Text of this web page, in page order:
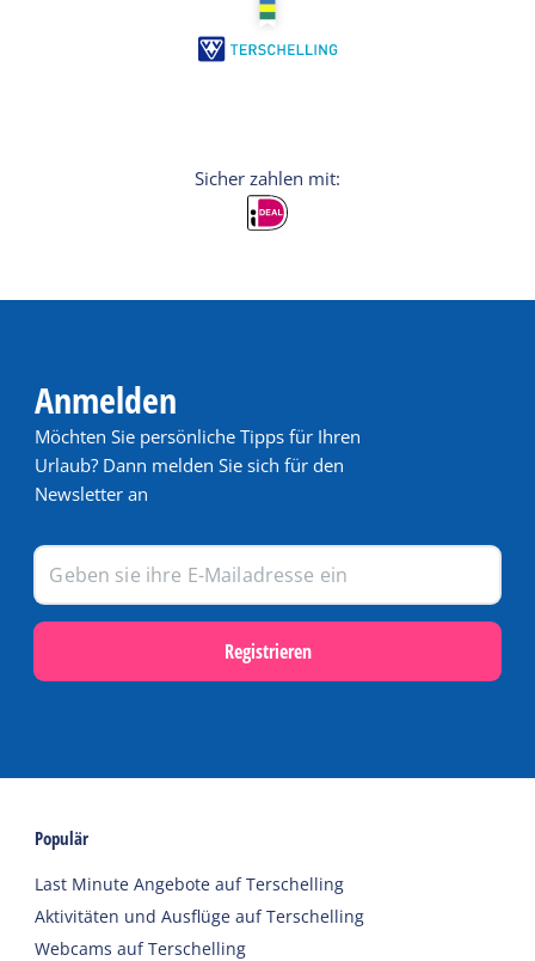
Anmelden
Möchten Sie persönliche Tipps für Ihren
Urlaub? Dann melden Sie sich für den
Newsletter an
Registrieren
Populär
Last Minute Angebote auf Terschelling
Aktivitäten und Ausflüge auf Terschelling
Webcams auf Terschelling